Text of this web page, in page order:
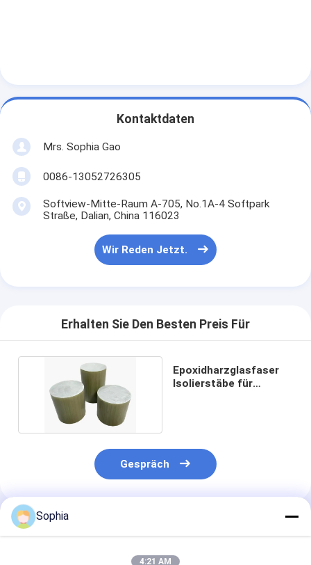
Kontaktdaten
Mrs. Sophia Gao
0086-13052726305
Softview-Mitte-Raum A-705, No.1A-4 Softpark
Straße, Dalian, China 116023
Wir Reden Jetzt.
Erhalten Sie Den Besten Preis Für
Epoxidharzglasfaser
Isolierstäbe für
Gespräch
Empfohlene Produkte
Sophia
4:21 AM